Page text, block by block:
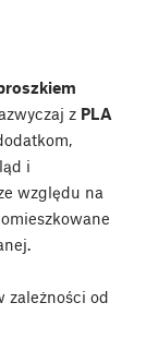
z PLA
i
względu na
zależności od